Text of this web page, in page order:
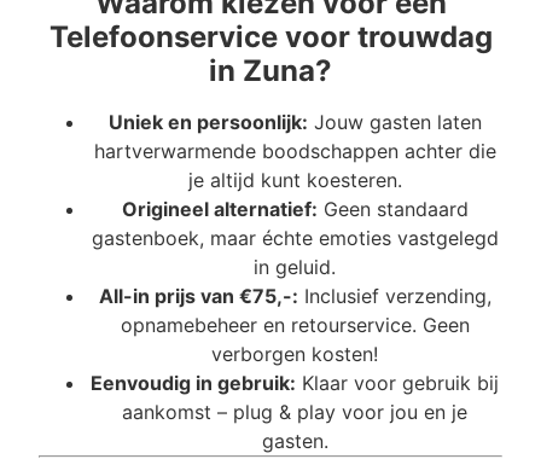
Telefoonservice voor trouwdag
in Zuna?
Uniek en persoonlijk: Jouw gasten laten
hartverwarmende boodschappen achter die
je altijd kunt koesteren.
Origineel alternatief: Geen standaard
gastenboek, maar échte emoties vastgelegd
in geluid.
All-in prijs van €75,-: Inclusief verzending,
opnamebeheer en retourservice. Geen
verborgen kosten!
Eenvoudig in gebruik: Klaar voor gebruik bij
aankomst – plug & play voor jou en je
gasten.